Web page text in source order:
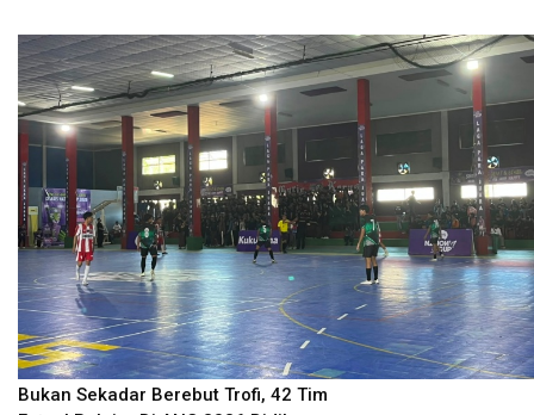
Bukan Sekadar Berebut Trofi, 42 Tim